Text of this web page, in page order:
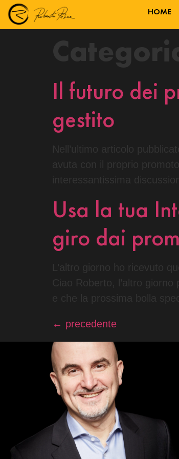
HOME
Il futuro dei
gestito
Nell’ultimo articolo
avuta con il proprio
interessantissima
Usa la tua
giro dai
L’altro giorno ho ricevuto
Ciao Roberto, l’altro
e che la prossima bolla
← precedente